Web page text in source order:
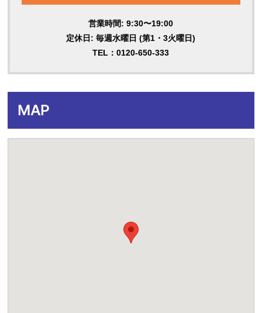
営業時間: 9:30〜19:00
定休日: 毎週水曜日 (第1・3火曜日)
TEL：0120-650-333
MAP